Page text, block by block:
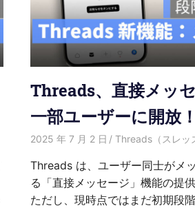
Threads、直接メッ
一部ユーザーに開放！
2025 年 7 月 2 日 愛麗絲
Threads（スレッ
Threads は、ユーザー同士がメ
る「直接メッセージ」機能の提
ただし、現時点ではまだ初期段